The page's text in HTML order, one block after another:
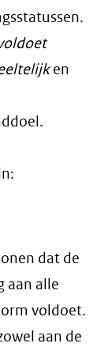
en
dat de
aan alle
voldoet.
aan de